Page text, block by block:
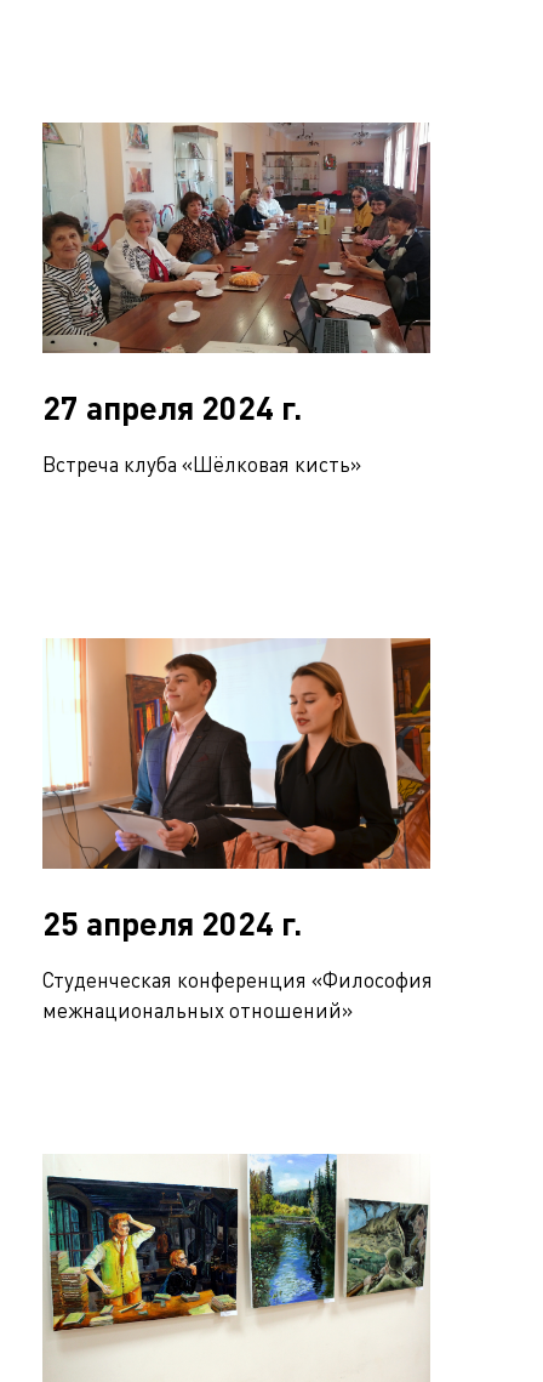
27 апреля 2024 г.
Встреча клуба «Шёлковая кисть»
25 апреля 2024 г.
Студенческая конференция «Философия
межнациональных отношений»